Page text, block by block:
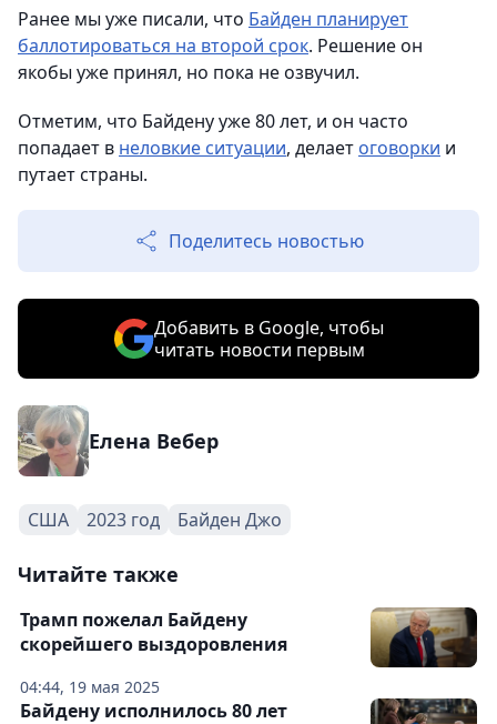
Ранее мы уже писали, что Байден планирует
баллотироваться на второй срок. Решение он
якобы уже принял, но пока не озвучил.
Отметим, что Байдену уже 80 лет, и он часто
попадает в неловкие ситуации, делает оговорки и
путает страны.
Поделитесь новостью
Добавить в Google, чтобы
читать новости первым
Елена Вебер
США 2023 год Байден Джо
Читайте также
04:44, 19 мая 2025
Трамп пожелал Байдену
скорейшего выздоровления
Байдену исполнилось 80 лет